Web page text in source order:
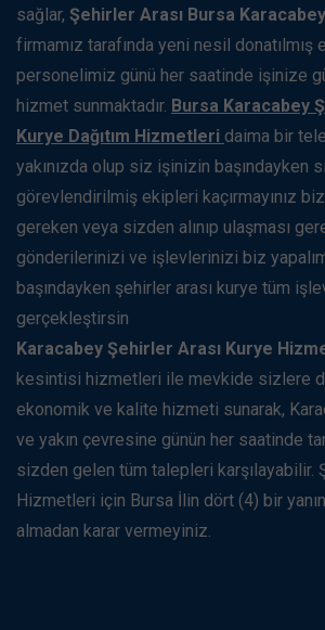
sağlar, Şehirler Arası Bursa
firmamız tarafında yeni nesil donatılmış
personelimiz günü her saatinde işinize
hizmet sunmaktadır. Bursa Karacabey
Kurye Dağıtım Hizmetleri daima bir
yakınızda olup siz işinizin başındayken
görevlendirilmiş ekipleri kaçırmayınız
gereken veya sizden alınıp ulaşması
gönderilerinizi ve işlevlerinizi biz
başındayken şehirler arası kurye tüm
gerçekleştirsin
Karacabey Şehirler Arası Kurye
kesintisi hizmetleri ile mevkide sizlere
ekonomik ve kalite hizmeti sunarak,
ve yakın çevresine günün her saatinde
sizden gelen tüm talepleri karşılayabilir.
Hizmetleri için Bursa İlin dört (4) bir
almadan karar vermeyiniz.